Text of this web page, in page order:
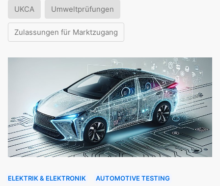
UKCA Umweltprüfungen
Zulassungen für Marktzugang
ELEKTRIK & ELEKTRONIK AUTOMOTIVE TESTING